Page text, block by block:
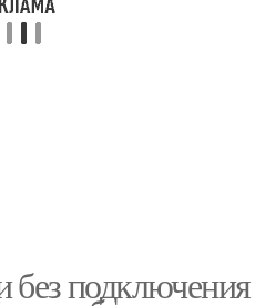
без подключения